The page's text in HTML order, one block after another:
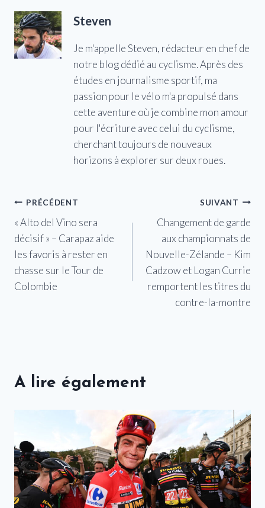
Steven
Je m'appelle Steven, rédacteur en chef de
notre blog dédié au cyclisme. Après des
études en journalisme sportif, ma
passion pour le vélo m'a propulsé dans
cette aventure où je combine mon amour
pour l'écriture avec celui du cyclisme,
cherchant toujours de nouveaux
horizons à explorer sur deux roues.
Navigation
de
l’article
PRÉCÉDENT
« Alto del Vino sera
décisif » – Carapaz aide
les favoris à rester en
chasse sur le Tour de
Colombie
SUIVANT
Changement de garde
aux championnats de
Nouvelle-Zélande – Kim
Cadzow et Logan Currie
remportent les titres du
contre-la-montre
A lire également